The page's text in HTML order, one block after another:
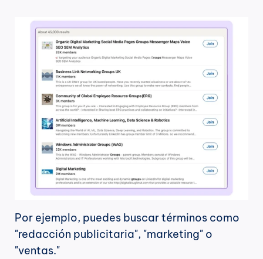
Por ejemplo, puedes buscar términos como
"redacción publicitaria", "marketing" o
"ventas."